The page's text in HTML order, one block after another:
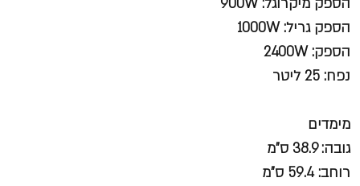
הספק גריל: 1000W
הספק: 2400W
נפח: 25 ליטר
מימדים
גובה: 38.9 ס"מ
רוחב: 59.4 ס"מ